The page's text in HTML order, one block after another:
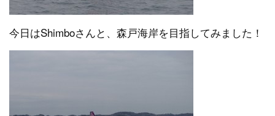
今日はShimboさんと、森戸海岸を目指してみました！